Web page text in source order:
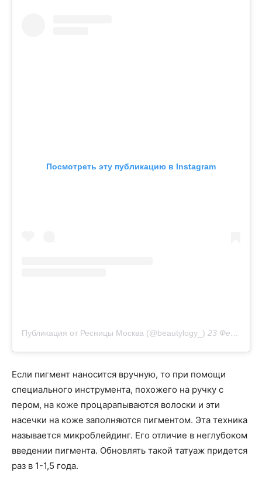
Посмотреть эту публикацию в Instagram
Публикация от Ресницы Москва (@beautylogy_) 23 Фев 2019 в 3:27 PST
Если пигмент наносится вручную, то при помощи
специального инструмента, похожего на ручку с
пером, на коже процарапываются волоски и эти
насечки на коже заполняются пигментом. Эта техника
называется микроблейдинг. Его отличие в неглубоком
введении пигмента. Обновлять такой татуаж придется
раз в 1-1,5 года.